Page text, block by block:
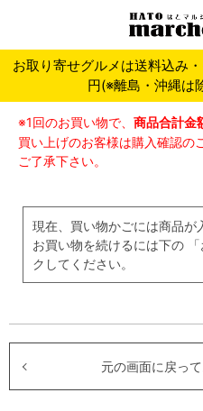
お取り寄せグルメは送料込み
円(※離島・沖縄は
※1回のお買い物で、 商品合計金
買い上げのお客様は購入確認の
ご了承下さい。
現在、買い物かごには商品が
お買い物を続けるには下の
クしてください。
元の画面に戻っ